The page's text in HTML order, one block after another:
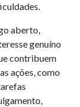
aberto,
genuíno
contribuem
ações, como